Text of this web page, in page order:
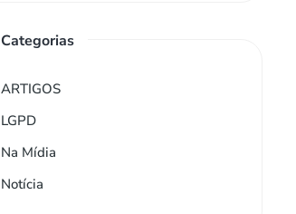
Categorias
ARTIGOS
LGPD
Na Mídia
Notícia